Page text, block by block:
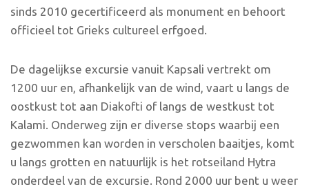
sinds 2010 gecertificeerd als monument en behoort
officieel tot Grieks cultureel erfgoed.
De dagelijkse excursie vanuit Kapsali vertrekt om
1200 uur en, afhankelijk van de wind, vaart u langs de
oostkust tot aan Diakofti of langs de westkust tot
Kalami. Onderweg zijn er diverse stops waarbij een
gezwommen kan worden in verscholen baaitjes, komt
u langs grotten en natuurlijk is het rotseiland Hytra
onderdeel van de excursie. Rond 2000 uur bent u weer